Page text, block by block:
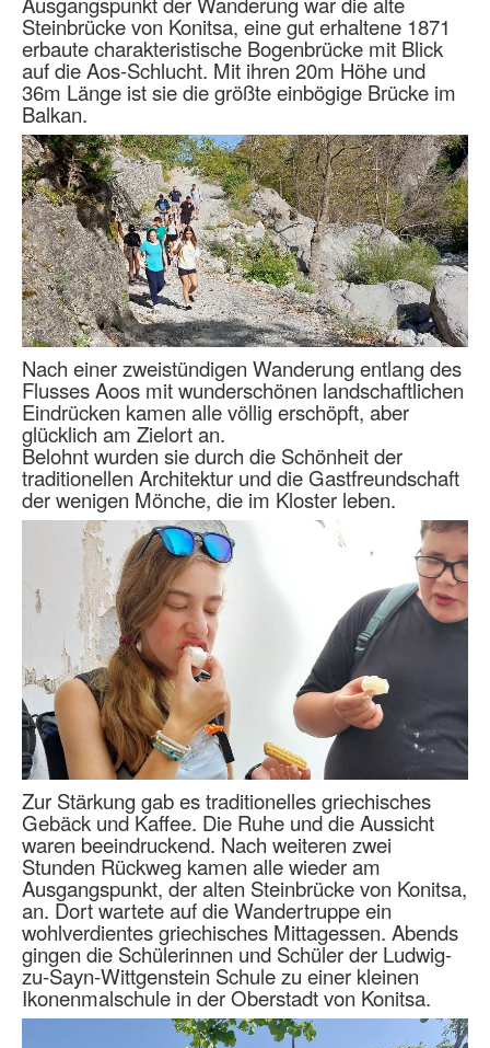
Steinbrücke von Konitsa, eine gut erhaltene 1871
erbaute charakteristische Bogenbrücke mit Blick
auf die Aos-Schlucht. Mit ihren 20m Höhe und
36m Länge ist sie die größte einbögige Brücke im
Balkan.
Nach einer zweistündigen Wanderung entlang des
Flusses Aoos mit wunderschönen landschaftlichen
Eindrücken kamen alle völlig erschöpft, aber
glücklich am Zielort an.
Belohnt wurden sie durch die Schönheit der
traditionellen Architektur und die Gastfreundschaft
der wenigen Mönche, die im Kloster leben.
Zur Stärkung gab es traditionelles griechisches
Gebäck und Kaffee. Die Ruhe und die Aussicht
waren beeindruckend. Nach weiteren zwei
Stunden Rückweg kamen alle wieder am
Ausgangspunkt, der alten Steinbrücke von Konitsa,
an. Dort wartete auf die Wandertruppe ein
wohlverdientes griechisches Mittagessen. Abends
gingen die Schülerinnen und Schüler der Ludwig-
zu-Sayn-Wittgenstein Schule zu einer kleinen
Ikonenmalschule in der Oberstadt von Konitsa.